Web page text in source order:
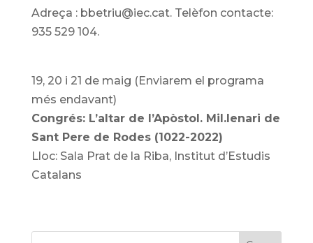
Adreça : bbetriu@iec.cat. Telèfon contacte:
935 529 104.
19, 20 i 21 de maig (Enviarem el programa
més endavant)
Congrés: L’altar de l’Apòstol. Mil.lenari de
Sant Pere de Rodes (1022-2022)
Lloc: Sala Prat de la Riba, Institut d’Estudis
Catalans